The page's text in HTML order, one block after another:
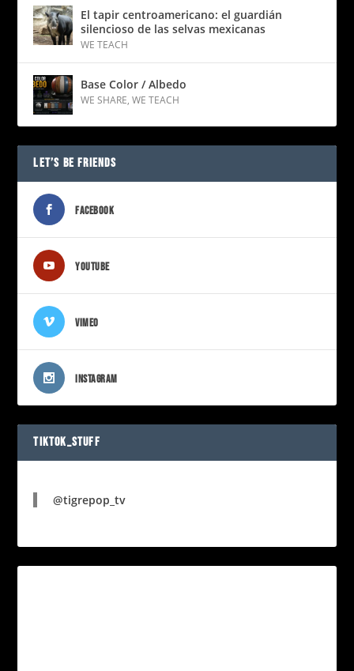
El tapir centroamericano: el guardián
silencioso de las selvas mexicanas
WE TEACH
Base Color / Albedo
WE SHARE,WE TEACH
LET’S BE FRIENDS
FACEBOOK
YOUTUBE
VIMEO
INSTAGRAM
TIKTOK_STUFF
@tigrepop_tv